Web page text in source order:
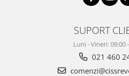
SUPORT
Luni - Vineri: 09:00
021 460